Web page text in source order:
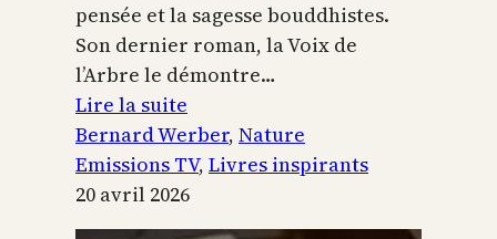
pensée et la sagesse bouddhistes.
Son dernier roman, la Voix de
l’Arbre le démontre…
Lire la suite
La
Voix
de
l’arbre
Bernard Werber, Nature
Emissions TV, Livres inspirants
20 avril 2026